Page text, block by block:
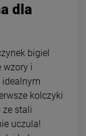
dla
bigiel
wzory i
kolczyki
ze stali
uczula!